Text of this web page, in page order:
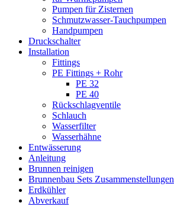
Pumpen für Zisternen
Schmutzwasser-Tauchpumpen
Handpumpen
Druckschalter
Installation
Fittings
PE Fittings + Rohr
PE 32
PE 40
Rückschlagventile
Schlauch
Wasserfilter
Wasserhähne
Entwässerung
Anleitung
Brunnen reinigen
Brunnenbau Sets Zusammenstellungen
Erdkühler
Abverkauf